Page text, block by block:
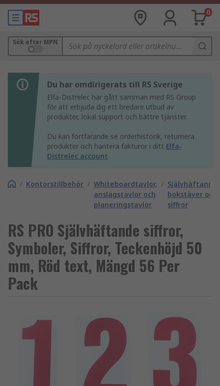
0
Sök efter MPN
Du har omdirigerats till RS Sverige
Elfa-Distrelec har gått samman med RS Group
för att erbjuda dig ett bredare utbud av
produkter, lokal support och bättre tjänster.
Du kan fortfarande se orderhistorik, returnera
produkter och hantera fakturor i ditt Elfa-
Distrelec account
/ Kontorstillbehör / Whiteboardtavlor,
anslagstavlor och
planeringstavlor
/ Självhäftande
bokstäver och
siffror
RS PRO Självhäftande siffror,
Symboler, Siffror, Teckenhöjd 50
mm, Röd text, Mängd 56 Per
Pack